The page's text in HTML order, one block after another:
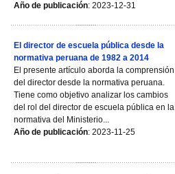
Año de publicación: 2023-12-31
El director de escuela pública desde la
normativa peruana de 1982 a 2014
El presente artículo aborda la comprensión
del director desde la normativa peruana.
Tiene como objetivo analizar los cambios
del rol del director de escuela pública en la
normativa del Ministerio...
Año de publicación: 2023-11-25